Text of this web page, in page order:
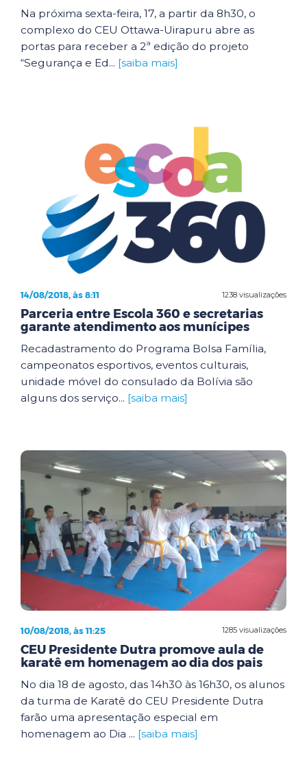
Na próxima sexta-feira, 17, a partir da 8h30, o
complexo do CEU Ottawa-Uirapuru abre as
portas para receber a 2ª edição do projeto
“Segurança e Ed... [saiba mais]
1238 visualizações
14/08/2018, às 8:11
Parceria entre Escola 360 e secretarias
garante atendimento aos munícipes
Recadastramento do Programa Bolsa Família,
campeonatos esportivos, eventos culturais,
unidade móvel do consulado da Bolívia são
alguns dos serviço... [saiba mais]
1285 visualizações
10/08/2018, às 11:25
CEU Presidente Dutra promove aula de
karatê em homenagem ao dia dos pais
No dia 18 de agosto, das 14h30 às 16h30, os alunos
da turma de Karatê do CEU Presidente Dutra
farão uma apresentação especial em
homenagem ao Dia ... [saiba mais]